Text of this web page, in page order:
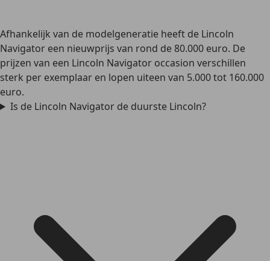
Afhankelijk van de modelgeneratie heeft de Lincoln
Navigator een nieuwprijs van rond de 80.000 euro. De
prijzen van een Lincoln Navigator occasion verschillen
sterk per exemplaar en lopen uiteen van 5.000 tot 160.000
euro.
Is de Lincoln Navigator de duurste Lincoln?